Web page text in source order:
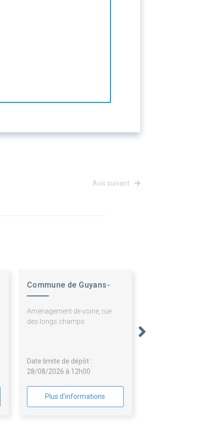
Avis suivant
Commune de Guyans-
Aménagement de voirie, rue
des longs champs
Date limite de dépôt :
28/08/2026 à 12h00
Plus d'informations